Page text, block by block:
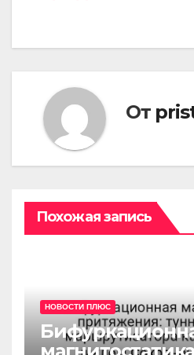
От
Похожая запись
НОВОСТИ ПЛЮС